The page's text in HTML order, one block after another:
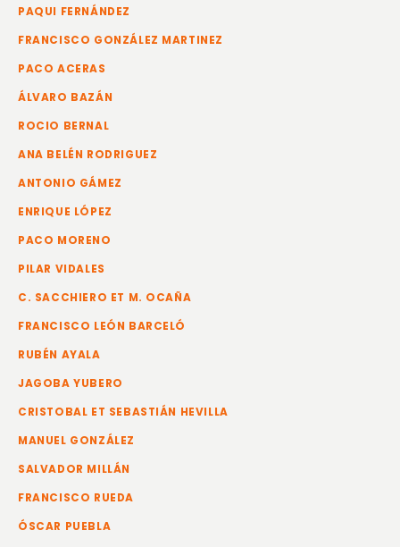
PAQUI FERNÁNDEZ
FRANCISCO GONZÁLEZ MARTINEZ
PACO ACERAS
ÁLVARO BAZÁN
ROCIO BERNAL
ANA BELÉN RODRIGUEZ
ANTONIO GÁMEZ
ENRIQUE LÓPEZ
PACO MORENO
PILAR VIDALES
C. SACCHIERO ET M. OCAÑA
FRANCISCO LEÓN BARCELÓ
RUBÉN AYALA
JAGOBA YUBERO
CRISTOBAL ET SEBASTIÁN HEVILLA
MANUEL GONZÁLEZ
SALVADOR MILLÁN
FRANCISCO RUEDA
ÓSCAR PUEBLA